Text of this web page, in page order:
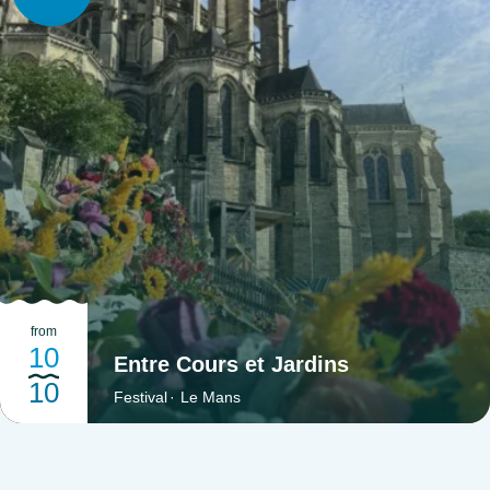
le joyeux petit groupe au travers de la ville jusqu’à la
confluence de la Sarthe et de la Mayenne, où prend
naissance la Maine. En bifurquant sur la
Mayenne,&nbsp;l’ambiance se fait immédiatement plus
sauvage et bucolique. Sur la rive gauche s’étend l’île Saint-
Aubin, au cœur des Basses vallées angevines. Véritable
berceau de biodiversité, l’île est accessible uniquement en
bateau ou en bac. C’est un lieu apprécié pour des balades à
pied ou à vélo au vert et à deux pas de la ville, ou pour un
moment de convivialité à la guinguette du Port de
l’Ile.&nbsp;"J'ai adoré la balade dans ce monde amphibien
fragile et protégé où les oiseaux sont plus nombreux que les
humains. Et pour cause, inondée en hiver, l'île est
uniquement accessible en bateau ou par bac d'avril à
novembre. C'est le royaume des oiseaux d'eau et de balades
from
10
10
Entre Cours et Jardins
Festival Le Mans